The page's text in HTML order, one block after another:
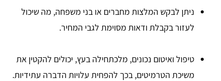
ניתן לבקש המלצות מחברים או בני משפחה, מה שיכול
לעזור בקבלת ודאות מסוימת לגבי המחיר.
טיפול ואיטום נכונים, מלכתחילה בעץ, יכולים להקטין את
משיכת הטרמיטים, בכך להפחית עלויות הדברה עתידיות.